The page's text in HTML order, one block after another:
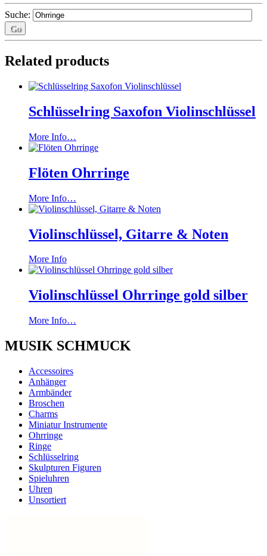
Suche:
Related products
Schlüsselring Saxofon Violinschlüssel
More Info…
Flöten Ohrringe
More Info…
Violinschlüssel, Gitarre & Noten
More Info
Violinschlüssel Ohrringe gold silber
More Info…
MUSIK SCHMUCK
Accessoires
Anhänger
Armbänder
Broschen
Charms
Miniatur Instrumente
Ohrringe
Ringe
Schlüsselring
Skulpturen Figuren
Spieluhren
Uhren
Unsortiert